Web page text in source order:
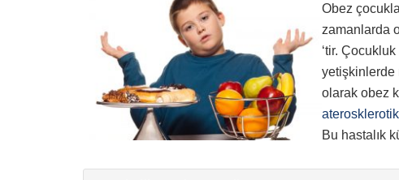
Obez
zamanlarda
‘tir.
yetişkinlerde
olarak obez
aterosklerotik
Bu hastalık